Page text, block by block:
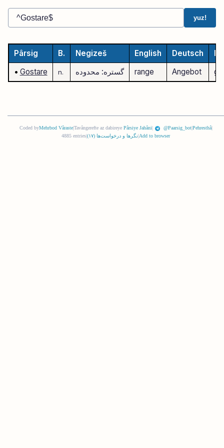
yuz!
Pârsig B. Negizeš English Deutsch
• Gostare n. گستره: محدوده range Angebot
Coded byMehrbod Vâraste|Tavângerefte az dabireye Pârsiye Jahâni| @Paarsig_bot|Pehresthâ|
4885 entries
نگرها و درخواست‌ها (١٧) Add to browser